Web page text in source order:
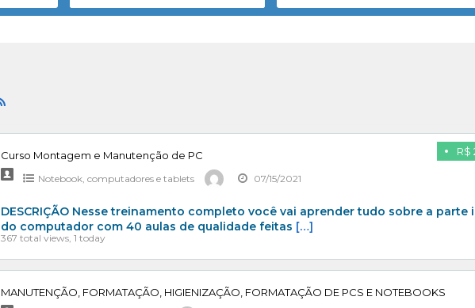
R$
Curso Montagem e Manutenção de PC
Notebook, computadores e tablets 07/15/2021
DESCRIÇÃO Nesse treinamento completo você vai aprender tudo sobre a parte
do computador com 40 aulas de qualidade feitas […]
367 total views, 1 today
MANUTENÇÃO, FORMATAÇÃO, HIGIENIZAÇÃO, FORMATAÇÃO DE PCS E NOTEBOOKS